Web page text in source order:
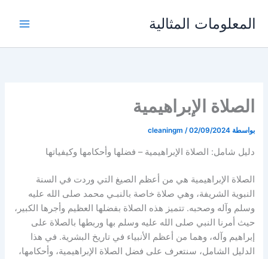
المعلومات المثالية
الصلاة الإبراهيمية
بواسطة cleaningm /02/09/2024
دليل شامل: الصلاة الإبراهيمية – فضلها وأحكامها وكيفياتها
الصلاة الإبراهيمية هي من أعظم الصيغ التي وردت في السنة
النبوية الشريفة، وهي صلاة خاصة بالنبـي محمد صلى الله عليه
وسلم وآله وصحبه. تتميز هذه الصلاة بفضلها العظيم وأجرها الكبير،
حيث أمرنا النبي صلى الله عليه وسلم بها وربطها بالصلاة على
إبراهيم وآله، وهما من أعظم الأنبياء في تاريخ البشرية. في هذا
الدليل الشامل، سنتعرف على فضل الصلاة الإبراهيمية، وأحكامها،